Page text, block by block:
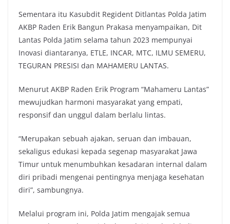
Sementara itu Kasubdit Regident Ditlantas Polda Jatim
AKBP Raden Erik Bangun Prakasa menyampaikan, Dit
Lantas Polda Jatim selama tahun 2023 mempunyai
Inovasi diantaranya, ETLE, INCAR, MTC, ILMU SEMERU,
TEGURAN PRESISI dan MAHAMERU LANTAS.
Menurut AKBP Raden Erik Program “Mahameru Lantas”
mewujudkan harmoni masyarakat yang empati,
responsif dan unggul dalam berlalu lintas.
“Merupakan sebuah ajakan, seruan dan imbauan,
sekaligus edukasi kepada segenap masyarakat Jawa
Timur untuk menumbuhkan kesadaran internal dalam
diri pribadi mengenai pentingnya menjaga kesehatan
diri”, sambungnya.
Melalui program ini, Polda Jatim mengajak semua